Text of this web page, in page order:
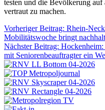
testen und die Bevölkerung
vertraut zu machen.
Vorheriger Beitrag: Rhein-
Mobilitätswoche bringt
Nächster Beitrag:
mit Seniorenbeauftragter ein